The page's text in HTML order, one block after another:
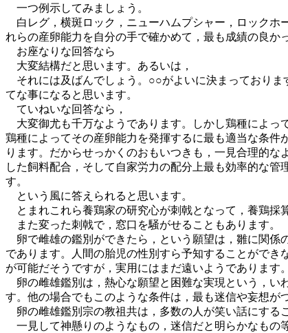
一つ例示してみましょう。
白レグ，横斑ロック，ニューハムプシャー，ロックホ
れらの産卵能力を自分の手で確かめて，最も成績の良か
お座なりな回答なら
大変結構だと思います。あるいは，
それには及ばんでしょう。○○がよいに決まっておりま
てな事になると思います。
ていねいな回答なら，
大変御尤も千万なようであります。しかし鶏種によっ
鶏種によってその産卵能力を発揮するに最も適当な条
ります。だからせっかくのおもいつきも，一見合理的
した飼料配合，そして自家労力の配分上最も効率的な
す。
という風に答えられると思います。
とまれこれら養鶏家の研究心が刺戟となって，養鶏採
また変った刺戟で，窓口を騒がせることもあります。
卵で雌雄の鑑別ができたら，という願望は，雛に関係
であります。人間の胎児の性別すら予知することがで
が可能だそうですが，実用にはまだ遠いようであります
卵の雌雄鑑別は，熱心な願望と困難な実現という，い
す。他の場合でもこのような条件は，最も迷信や妄想が
卵の雌雄鑑別宗の教祖共は，多数の人が笑い話にする
一見して神懸りのようなもの，迷信だと明らかなもの